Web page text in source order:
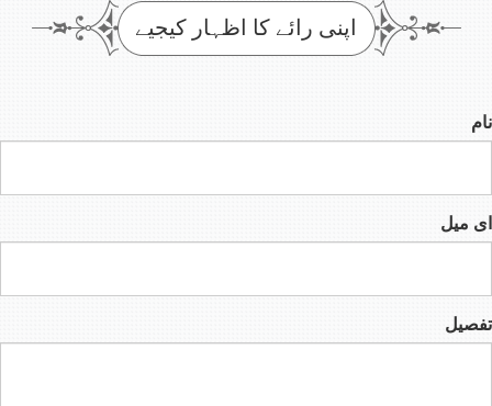
اپنی رائے کا اظہار کیجیے
نام
ای میل
تفصیل